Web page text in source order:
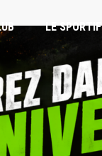
LE SPORTIF